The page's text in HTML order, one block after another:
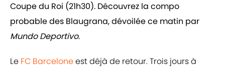
Coupe du Roi (21h30). Découvrez la compo
probable des Blaugrana, dévoilée ce matin par
Mundo Deportivo.
Le FC Barceloneest déjà de retour. Trois jours à